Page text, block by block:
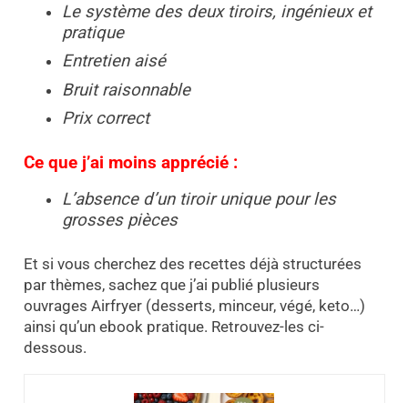
Le système des deux tiroirs, ingénieux et
pratique
Entretien aisé
Bruit raisonnable
Prix correct
Ce que j’ai moins apprécié :
L’absence d’un tiroir unique pour les
grosses pièces
Et si vous cherchez des recettes déjà structurées
par thèmes, sachez que j’ai publié plusieurs
ouvrages Airfryer (desserts, minceur, végé, keto…)
ainsi qu’un ebook pratique. Retrouvez-les ci-
dessous.